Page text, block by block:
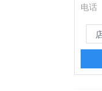
电话